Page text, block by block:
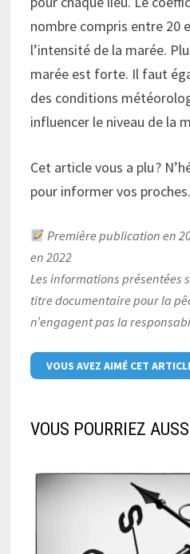
nombre compris entre 20
l’intensité de la marée.
marée est forte. Il faut
des conditions
influencer le niveau de la
Cet article vous a plu ?
pour informer vos proches.
Première publication en
en 2022
Les informations présentées
titre documentaire pour la
n’engagent pas la
VOUS AVEZ AIMÉ CET
VOUS POURRIEZ